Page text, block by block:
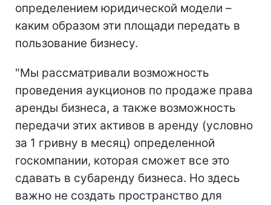
определением юридической модели –
каким образом эти площади передать в
пользование бизнесу.
"Мы рассматривали возможность
проведения аукционов по продаже права
аренды бизнеса, а также возможность
передачи этих активов в аренду (условно
за 1 гривну в месяц) определенной
госкомпании, которая сможет все это
сдавать в субаренду бизнеса. Но здесь
важно не создать пространство для